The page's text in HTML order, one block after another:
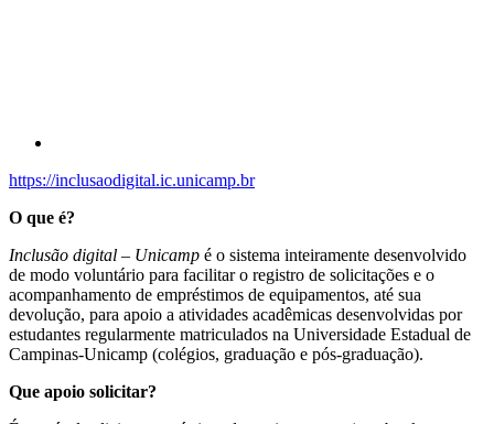
https://inclusaodigital.ic.unicamp.br
O que é?
Inclusão digital – Unicamp é o sistema inteiramente desenvolvido
de modo voluntário para facilitar o registro de solicitações e o
acompanhamento de empréstimos de equipamentos, até sua
devolução, para apoio a atividades acadêmicas desenvolvidas por
estudantes regularmente matriculados na Universidade Estadual de
Campinas-Unicamp (colégios, graduação e pós-graduação).
Que apoio solicitar?